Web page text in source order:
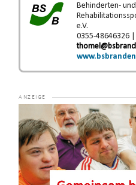
Behinderten- und
e.V.
0355-48646326 |
Player